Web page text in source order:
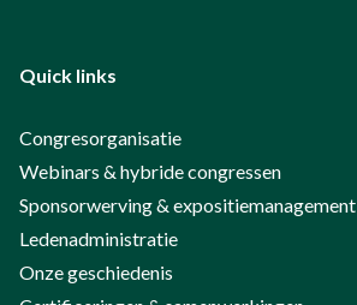
Quick links
Congresorganisatie
Webinars & hybride congressen
Sponsorwerving & expositiemanagement
Ledenadministratie
Onze geschiedenis